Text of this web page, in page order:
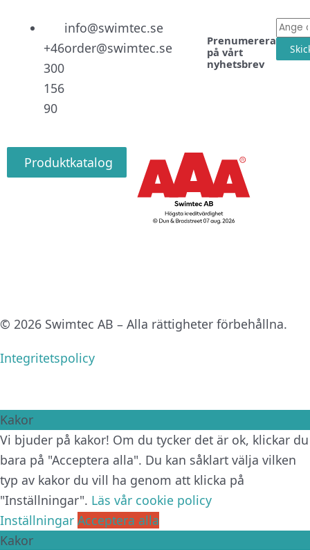
+46
300
156
90
info@swimtec.se
order@swimtec.se
Prenumerera
på vårt
nyhetsbrev
E-
post
Produktkatalog
© 2026 Swimtec AB – Alla rättigheter förbehållna.
Integritetspolicy
Kakor
Vi bjuder på kakor! Om du tycker det är ok, klickar du
bara på "Acceptera alla". Du kan såklart välja vilken
typ av kakor du vill ha genom att klicka på
"Inställningar". Läs vår cookie policy
Inställningar Acceptera alla
Kakor